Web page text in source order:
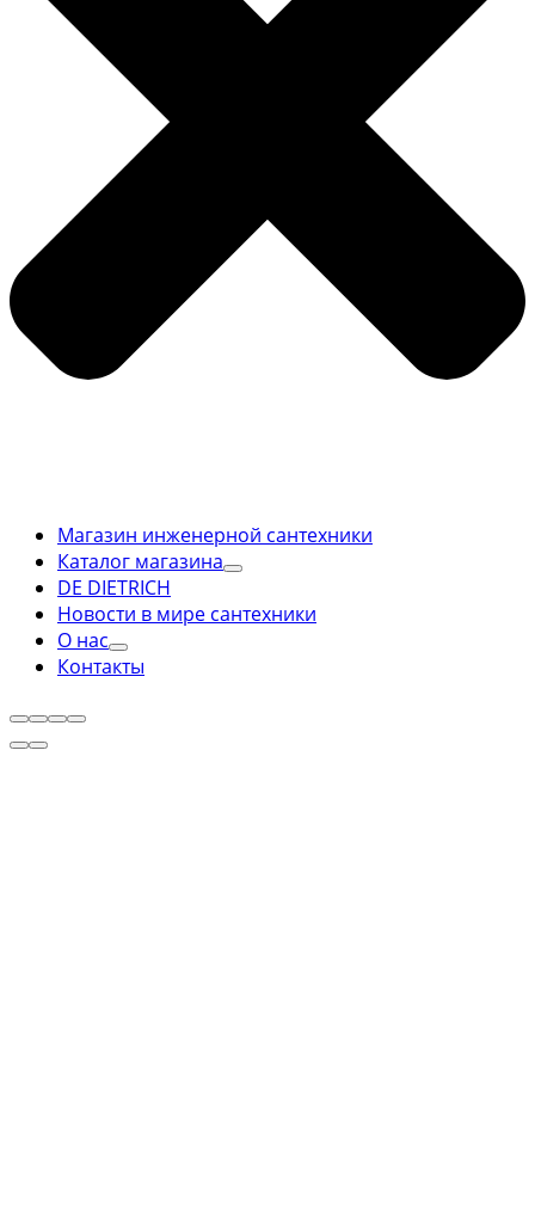
Магазин инженерной сантехники
Каталог магазина
DE DIETRICH
Новости в мире сантехники
О нас
Контакты